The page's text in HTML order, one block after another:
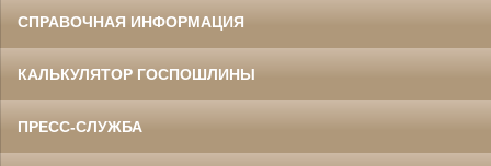
СПРАВОЧНАЯ ИНФОРМАЦИЯ
КАЛЬКУЛЯТОР ГОСПОШЛИНЫ
ПРЕСС-СЛУЖБА